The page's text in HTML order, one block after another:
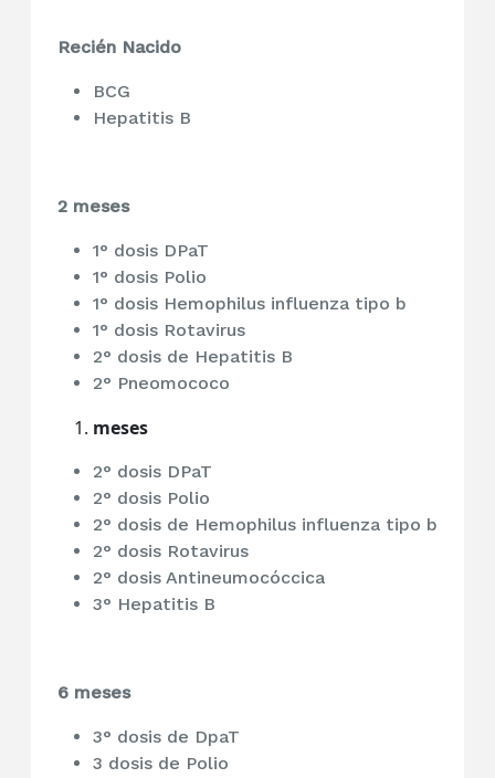
Recién Nacido
BCG
Hepatitis B
2 meses
1° dosis DPaT
1° dosis Polio
1° dosis Hemophilus influenza tipo b
1° dosis Rotavirus
2° dosis de Hepatitis B
2° Pneomococo
meses
2° dosis DPaT
2° dosis Polio
2° dosis de Hemophilus influenza tipo b
2° dosis Rotavirus
2° dosis Antineumocóccica
3° Hepatitis B
6 meses
3° dosis de DpaT
3 dosis de Polio